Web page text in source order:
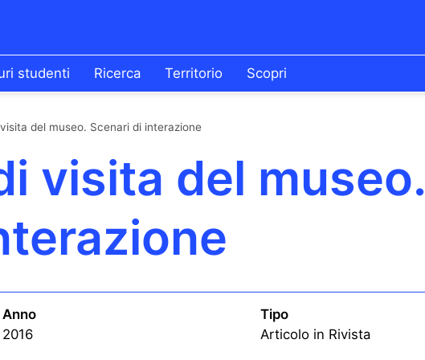
studenti Ricerca Territorio Scopri
del museo. Scenari di interazione
visita del museo.
Anno
2016
Tipo
Articolo in Rivista